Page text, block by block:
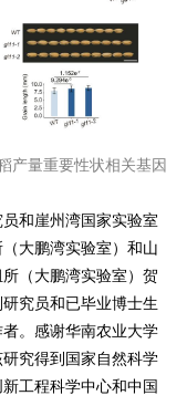
产量重要性状相关基因
和崖州湾国家实验室
大鹏湾实验室）和山
（大鹏湾实验室）贺
究员和已毕业博士生
。感谢华南农业大学
究得到国家自然科学
工程科学中心和中国